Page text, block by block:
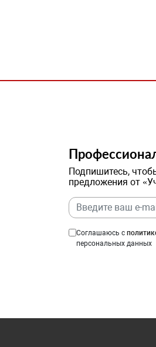
Подпишитесь,
предложения от
Соглашаюсь с
персональных данных